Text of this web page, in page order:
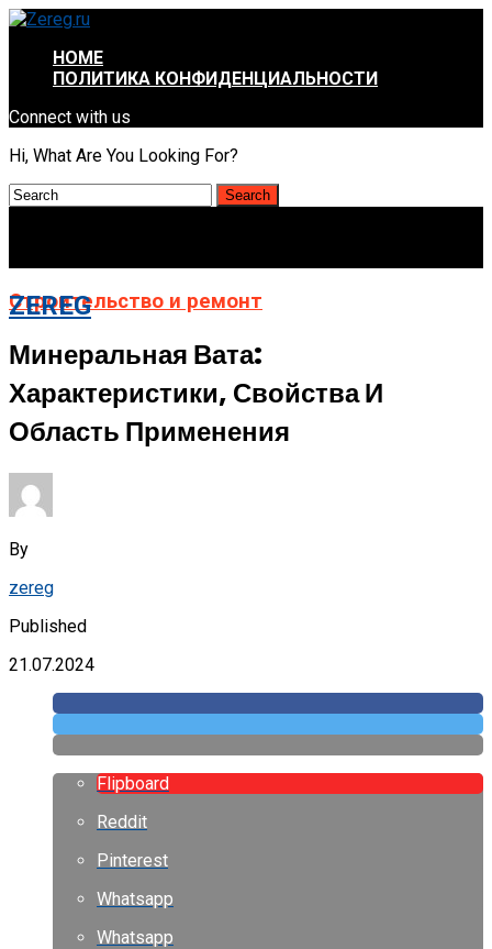
HOME
ПОЛИТИКА КОНФИДЕНЦИАЛЬНОСТИ
Connect with us
Hi, What Are You Looking For?
ZEREG
Строительство и ремонт
Минеральная Вата:
Характеристики, Свойства И
Область Применения
By
zereg
Published
21.07.2024
Flipboard
Reddit
Pinterest
Whatsapp
Whatsapp